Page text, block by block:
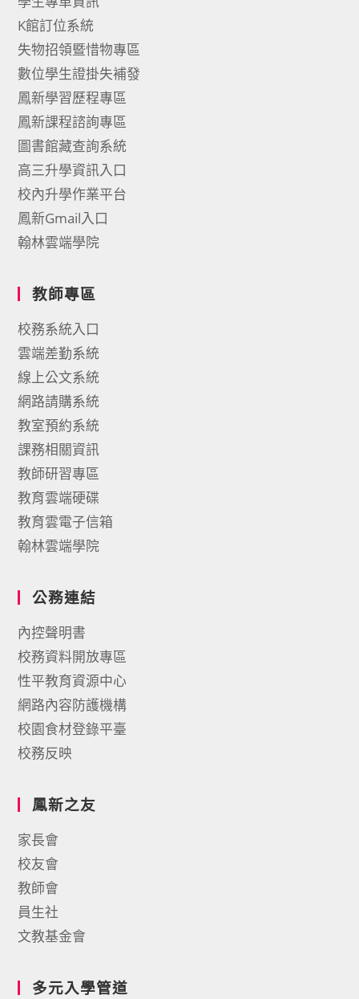
K館訂位系統
失物招領暨惜物專區
數位學生證掛失補發
鳳新學習歷程專區
鳳新課程諮詢專區
圖書館藏查詢系統
高三升學資訊入口
校內升學作業平台
鳳新Gmail入口
翰林雲端學院
教師專區
校務系統入口
雲端差勤系統
線上公文系統
網路請購系統
教室預約系統
課務相關資訊
教師研習專區
教育雲端硬碟
教育雲電子信箱
翰林雲端學院
公務連結
內控聲明書
校務資料開放專區
性平教育資源中心
網路內容防護機構
校園食材登錄平臺
校務反映
鳳新之友
家長會
校友會
教師會
員生社
文教基金會
多元入學管道